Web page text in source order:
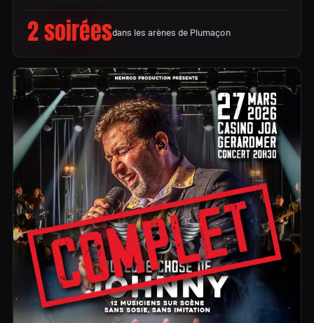
2 soiréesdans les arènes de Plumaçon